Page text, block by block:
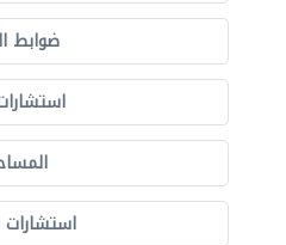
ضوابط
استشارات